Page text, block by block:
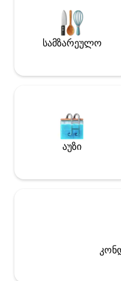
ადგილია
თავის ხელახლა
სამზარეულო
აუზი